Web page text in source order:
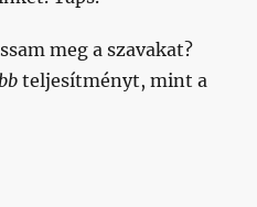
meg a szavakat?
teljesítményt, mint a
fapofával